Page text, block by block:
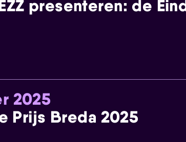
presenteren: de
2025
Prijs Breda 2025